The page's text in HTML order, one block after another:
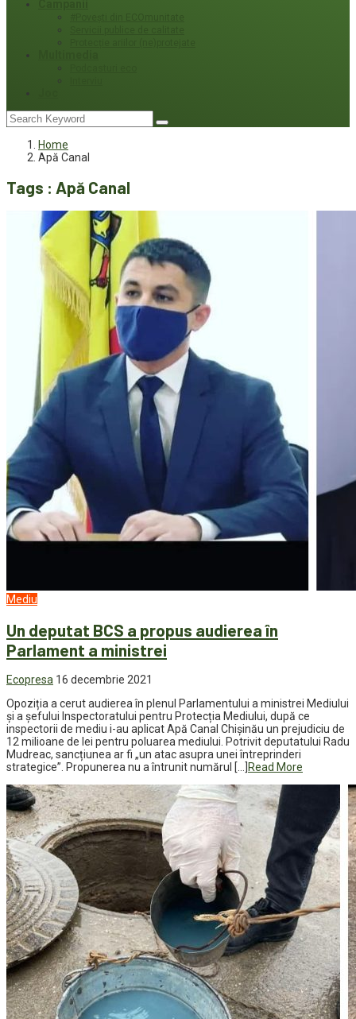
Home
Apă Canal
Tags : Apă Canal
Mediu
Un deputat BCS a propus audierea în
Parlament a ministrei
Ecopresa 16 decembrie 2021
Opoziția a cerut audierea în plenul Parlamentului a ministrei Mediului
și a șefului Inspectoratului pentru Protecția Mediului, după ce
inspectorii de mediu i-au aplicat Apă Canal Chișinău un prejudiciu de
12 milioane de lei pentru poluarea mediului. Potrivit deputatului Radu
Mudreac, sancțiunea ar fi „un atac asupra unei întreprinderi
strategice”. Propunerea nu a întrunit numărul […] Read More